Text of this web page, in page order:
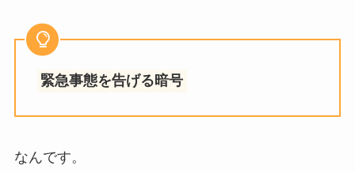
緊急事態を告げる暗号
なんです。